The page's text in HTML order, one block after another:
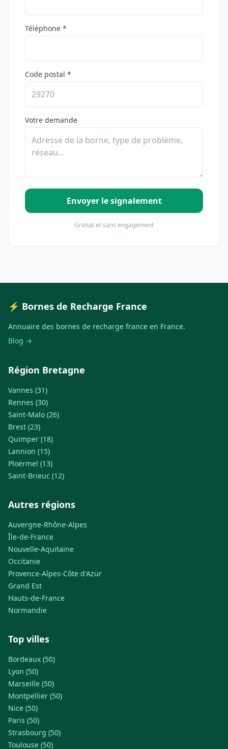
Téléphone *
Code postal *
Votre demande
Envoyer le signalement
Gratuit et sans engagement
⚡ Bornes de Recharge France
Annuaire des bornes de recharge france en France.
Blog →
Région Bretagne
Vannes (31)
Rennes (30)
Saint-Malo (26)
Brest (23)
Quimper (18)
Lannion (15)
Ploërmel (13)
Saint-Brieuc (12)
Autres régions
Auvergne-Rhône-Alpes
Île-de-France
Nouvelle-Aquitaine
Occitanie
Provence-Alpes-Côte d'Azur
Grand Est
Hauts-de-France
Normandie
Top villes
Bordeaux (50)
Lyon (50)
Marseille (50)
Montpellier (50)
Nice (50)
Paris (50)
Strasbourg (50)
Toulouse (50)